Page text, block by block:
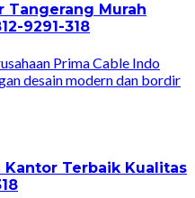
Tangerang Murah
9291-318
Kantor Terbaik Kualitas